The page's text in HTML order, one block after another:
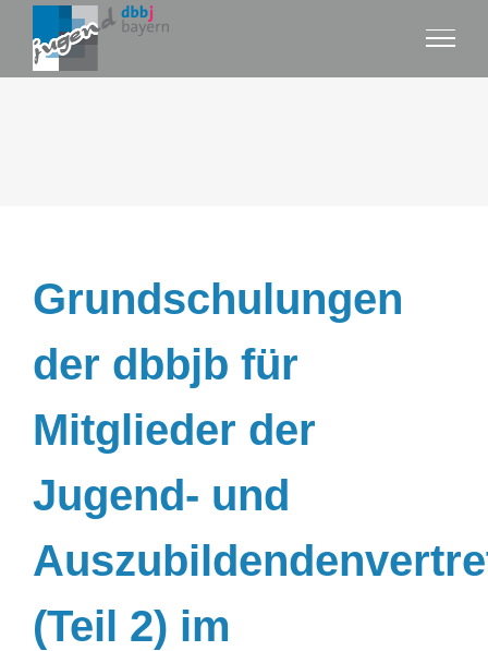
Inhalt
Grundschulungen
der dbbjb für
Mitglieder der
Jugend- und
(Teil 2) im